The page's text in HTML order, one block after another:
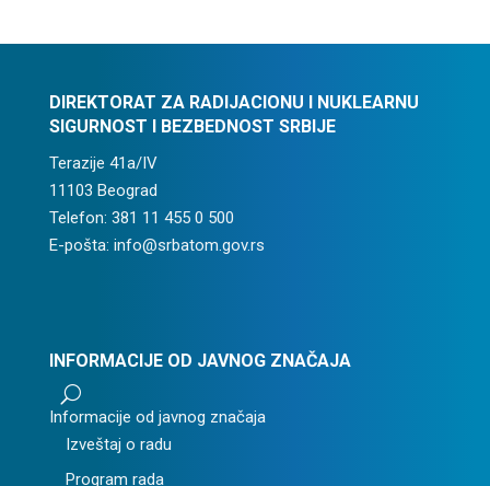
DIREKTORAT ZA RADIJACIONU I NUKLEARNU
SIGURNOST I BEZBEDNOST SRBIJE
Terazije 41a/IV
11103 Beograd
Telefon: 381 11 455 0 500
E-pošta: info@srbatom.gov.rs
INFORMACIJE OD JAVNOG ZNAČAJA
U
Informacije od javnog značaja
Izveštaj o radu
Program rada